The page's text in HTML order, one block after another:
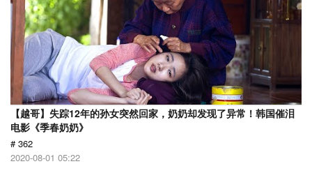
【越哥】失踪12年的孙女突然回家，奶奶却发现了异常！韩国催泪
电影《季春奶奶》
# 362
2020-08-01 05:22